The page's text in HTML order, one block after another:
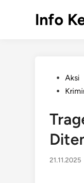
Info
PostedAksi
21.11.2025